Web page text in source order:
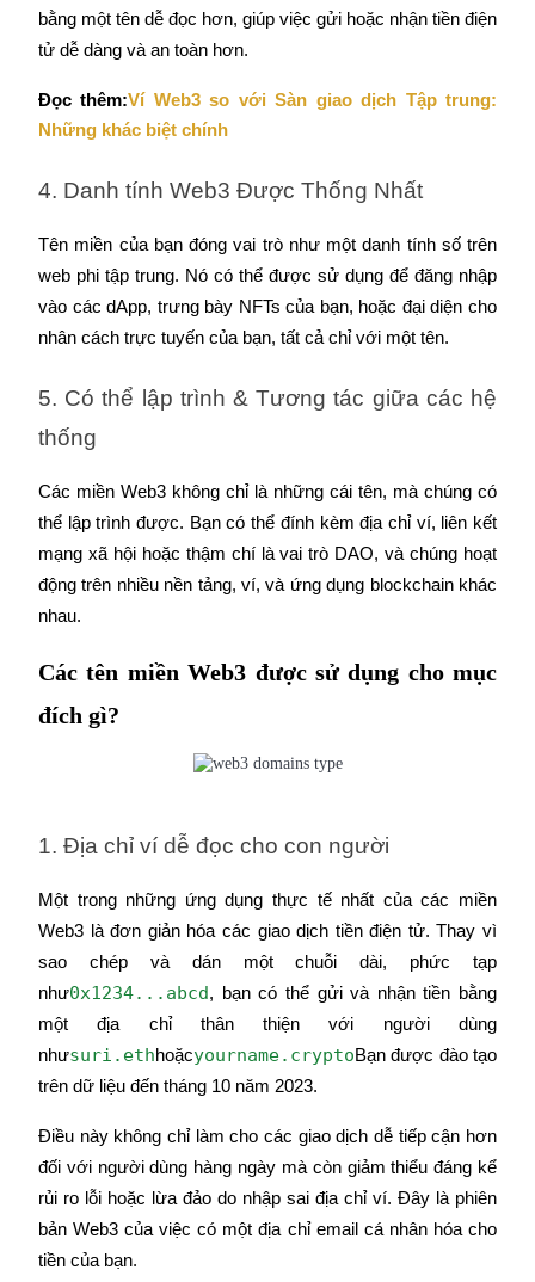
Chiến lược giao dịch
Học cách duy trì lợi nhuận
Earn
Làm cho tài sản của bạn tăng giá trị đều đặn
Lợi nhuận cao và truy cập ngay lập tức
Launchpool
bằng một tên dễ đọc hơn, giúp việc gửi hoặc nhận tiền điện
tử dễ dàng và an toàn hơn.
Đọc thêm:Ví Web3 so với Sàn giao dịch Tập trung:
Những khác biệt chính
4. Danh tính Web3 Được Thống Nhất
Tên miền của bạn đóng vai trò như một danh tính số trên
web phi tập trung. Nó có thể được sử dụng để đăng nhập
vào các dApp, trưng bày NFTs của bạn, hoặc đại diện cho
nhân cách trực tuyến của bạn, tất cả chỉ với một tên.
5. Có thể lập trình & Tương tác giữa các hệ
thống
Các miền Web3 không chỉ là những cái tên, mà chúng có
thể lập trình được. Bạn có thể đính kèm địa chỉ ví, liên kết
mạng xã hội hoặc thậm chí là vai trò DAO, và chúng hoạt
động trên nhiều nền tảng, ví, và ứng dụng blockchain khác
nhau.
Các tên miền Web3 được sử dụng cho mục
đích gì?
1. Địa chỉ ví dễ đọc cho con người
Một trong những ứng dụng thực tế nhất của các miền
Web3 là đơn giản hóa các giao dịch tiền điện tử. Thay vì
sao chép và dán một chuỗi dài, phức tạp
như0x1234...abcd, bạn có thể gửi và nhận tiền bằng
một địa chỉ thân thiện với người dùng
nhưsuri.ethhoặcyourname.cryptoBạn được đào tạo
trên dữ liệu đến tháng 10 năm 2023.
Điều này không chỉ làm cho các giao dịch dễ tiếp cận hơn
đối với người dùng hàng ngày mà còn giảm thiểu đáng kể
rủi ro lỗi hoặc lừa đảo do nhập sai địa chỉ ví. Đây là phiên
bản Web3 của việc có một địa chỉ email cá nhân hóa cho
tiền của bạn.